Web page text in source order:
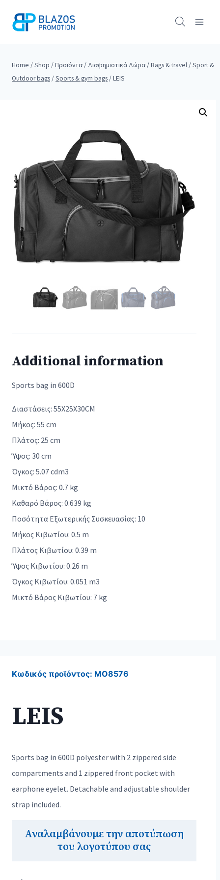
Home /Shop /Προϊόντα / Διαφημιστικά Δώρα /Bags & travel /Sport &
Outdoor bags /Sports & gym bags /LEIS
Additional information
Sports bag in 600D
Διαστάσεις: 55X25X30CM
Μήκος: 55 cm
Πλάτος: 25 cm
Ύψος: 30 cm
Όγκος: 5.07 cdm3
Μικτό Βάρος: 0.7 kg
Καθαρό Βάρος: 0.639 kg
Ποσότητα Εξωτερικής Συσκευασίας: 10
Μήκος Κιβωτίου: 0.5 m
Πλάτος Κιβωτίου: 0.39 m
Ύψος Κιβωτίου: 0.26 m
Όγκος Κιβωτίου: 0.051 m3
Μικτό Βάρος Κιβωτίου: 7 kg
Κωδικός προϊόντος: MO8576
LEIS
Sports bag in 600D polyester with 2 zippered side
compartments and 1 zippered front pocket with
earphone eyelet. Detachable and adjustable shoulder
strap included.
Αναλαμβάνουμε την αποτύπωση
του λογοτύπου σας